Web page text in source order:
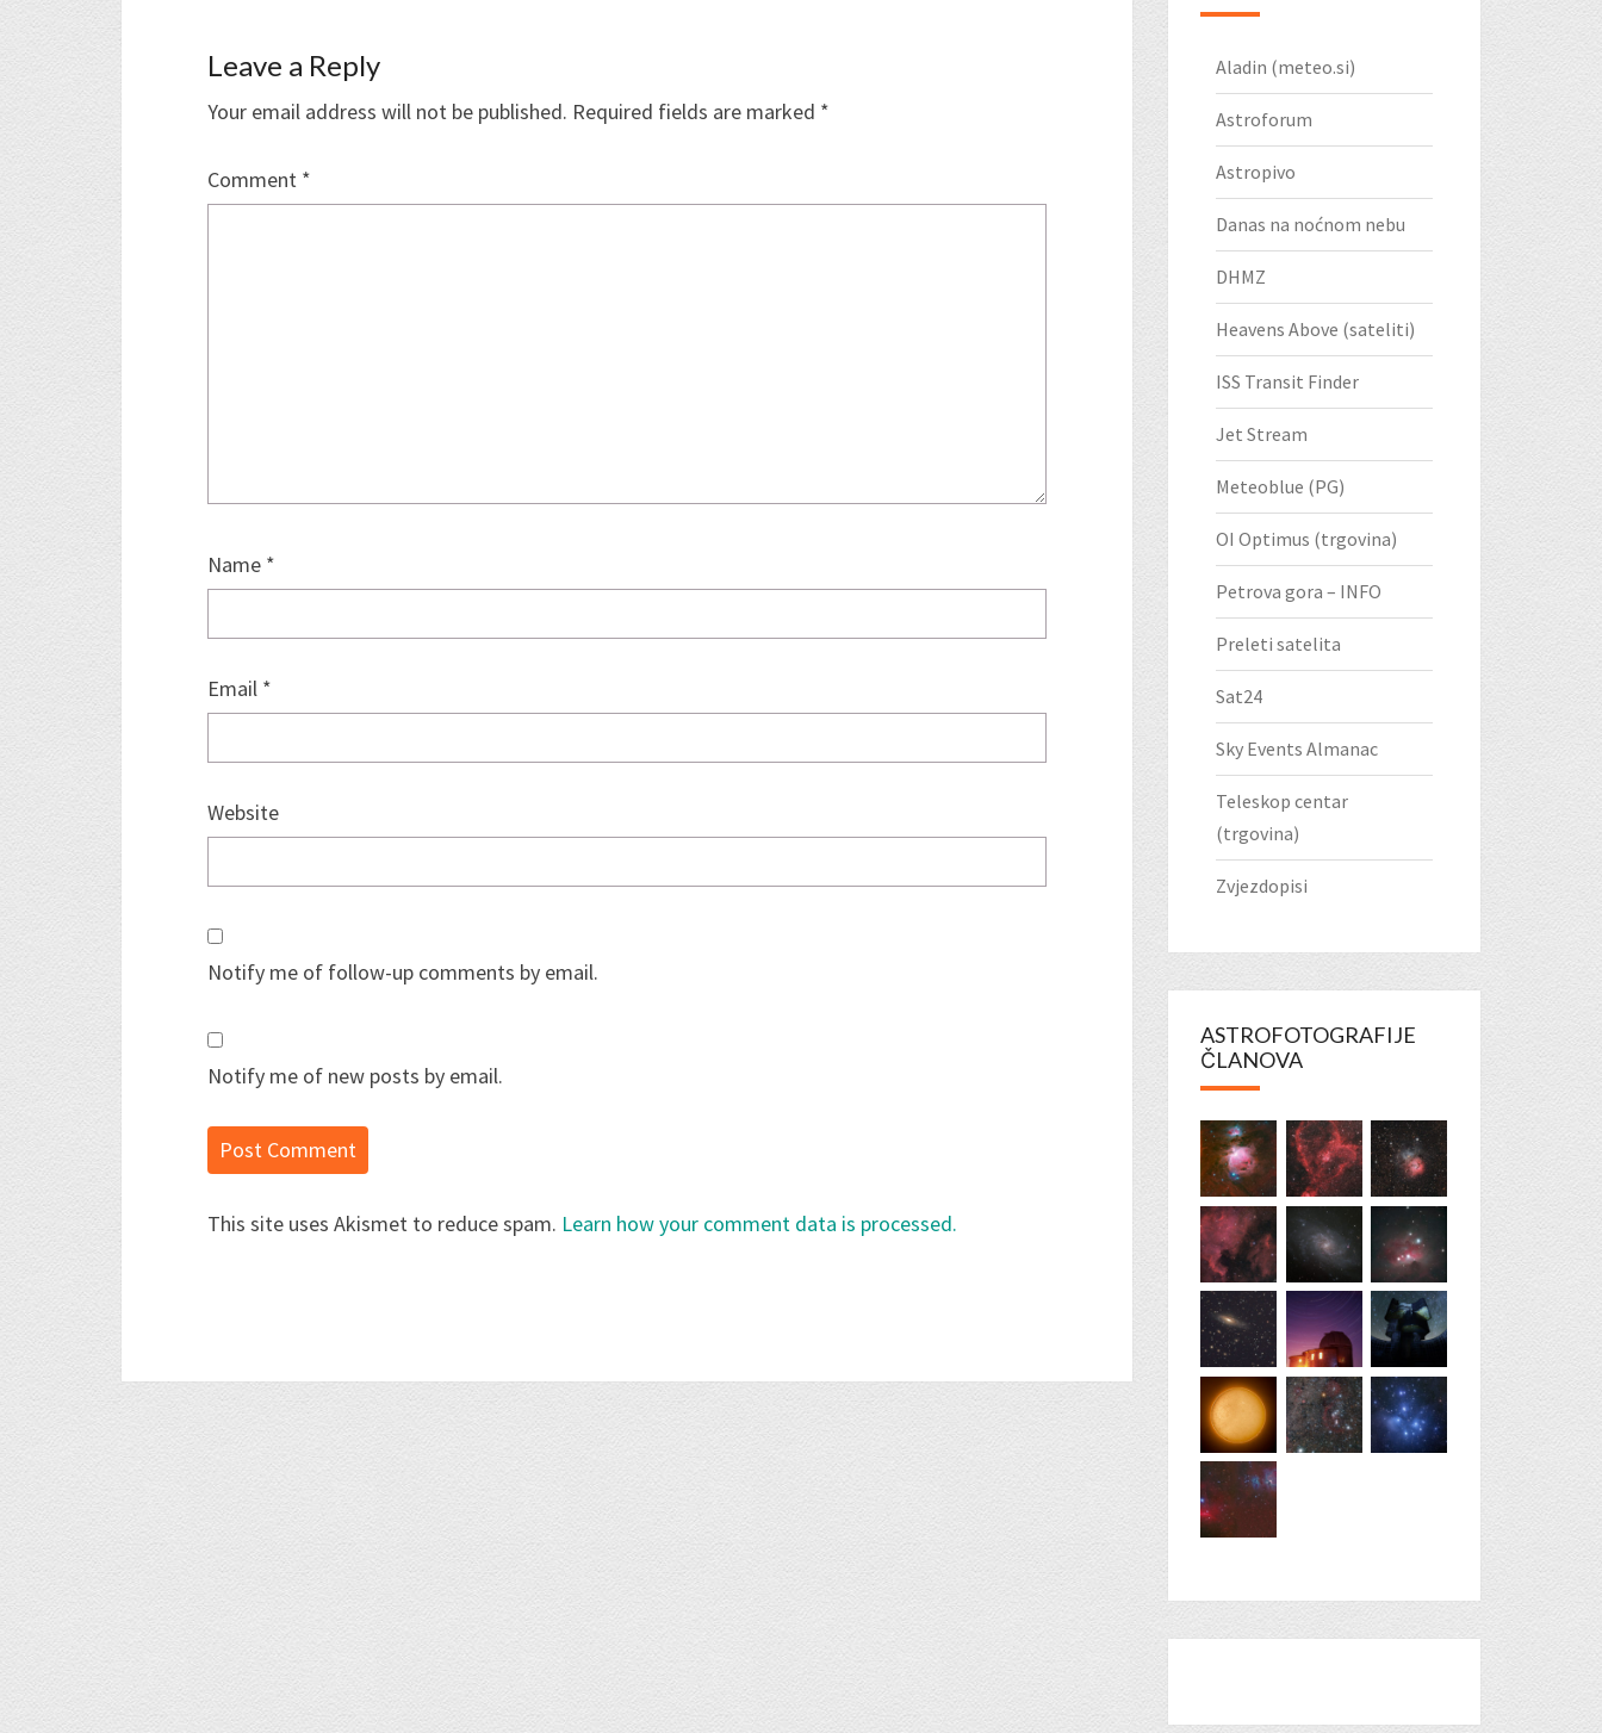
Leave a Reply
Your email address will not be published. Required fields are marked *
Comment *
Name *
Email *
Website
Notify me of follow-up comments by email.
Notify me of new posts by email.
This site uses Akismet to reduce spam. Learn how your comment data is processed.
Aladin (meteo.si)
Astroforum
Astropivo
Danas na noćnom nebu
DHMZ
Heavens Above (sateliti)
ISS Transit Finder
Jet Stream
Meteoblue (PG)
OI Optimus (trgovina)
Petrova gora – INFO
Preleti satelita
Sat24
Sky Events Almanac
Teleskop centar
(trgovina)
Zvjezdopisi
ASTROFOTOGRAFIJE
ČLANOVA